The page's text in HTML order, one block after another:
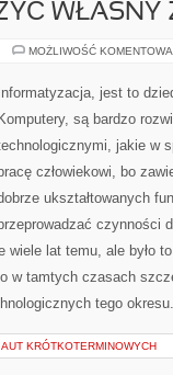
WŁASNY
MOŻLIWOŚĆ
Informatyzacja, jest to
Komputery, są bardzo
jakie w
człowiekowi, bo
ukształtowanych
czynności
wiele lat temu, ale było
w tamtych czasach
tego
KRÓTKOTERMINOWYCH